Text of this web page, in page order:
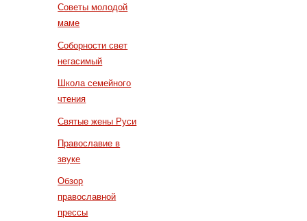
Советы молодой
маме
Соборности свет
негасимый
Школа семейного
чтения
Святые жены Руси
Православие в
звуке
Обзор
православной
прессы